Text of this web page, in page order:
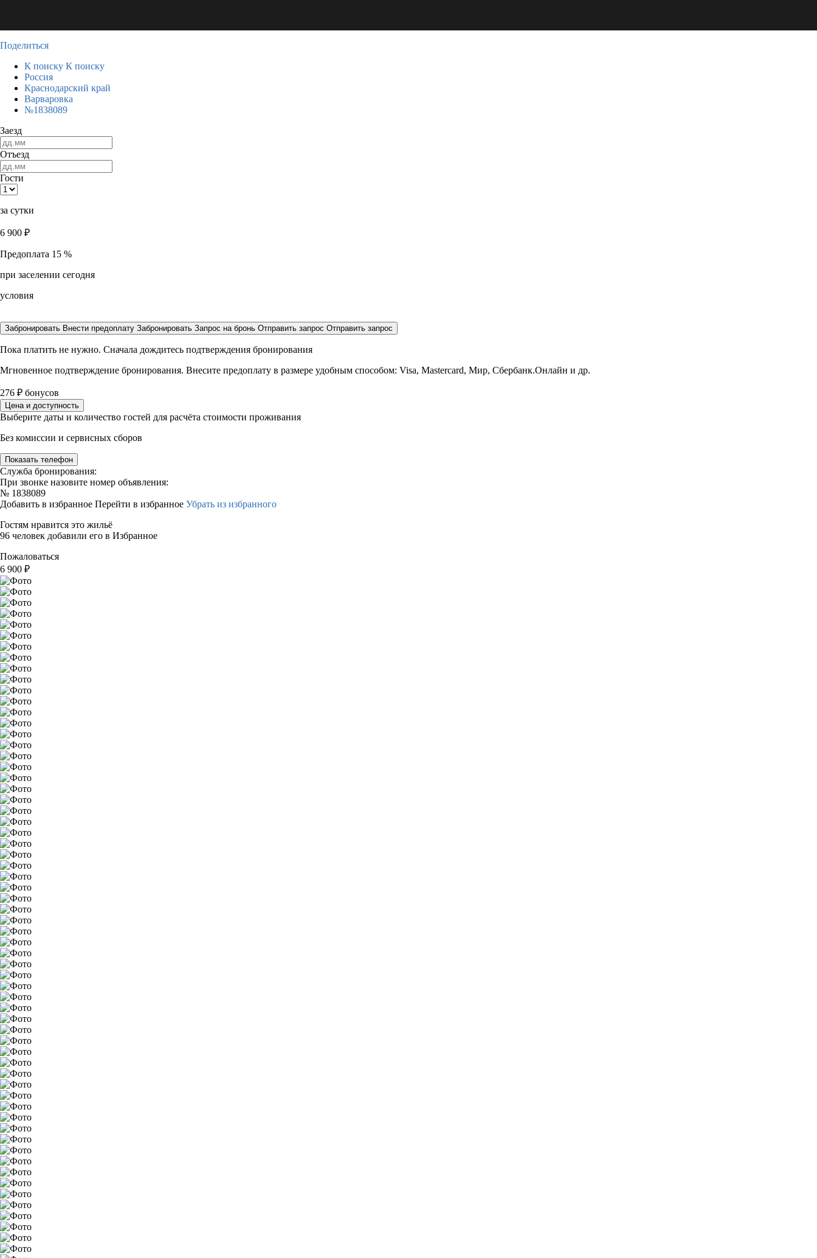
Поделиться
К поиску К поиску
Россия
Краснодарский край
Варваровка
№1838089
Заезд
Отъезд
Гости
за сутки
6 900 ₽
Предоплата 15 %
при заселении сегодня
условия
Забронировать Внести предоплату Забронировать Запрос на бронь Отправить запрос Отправить запрос
Пока платить не нужно. Сначала дождитесь подтверждения бронирования
Мгновенное подтверждение бронирования. Внесите предоплату в размере удобным способом: Visa, Mastercard, Мир, Сбербанк.Онлайн и др.
276 ₽ бонусов
Цена и доступность
Выберите даты и количество гостей для расчёта стоимости проживания
Без комиссии и сервисных сборов
Показать телефон
Служба бронирования:
При звонке назовите номер объявления:
№ 1838089
Добавить в избранное Перейти в избранное Убрать из избранного
Гостям нравится это жильё
96 человек добавили его в Избранное
Пожаловаться
6 900 ₽